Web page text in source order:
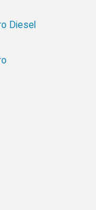
Diesel